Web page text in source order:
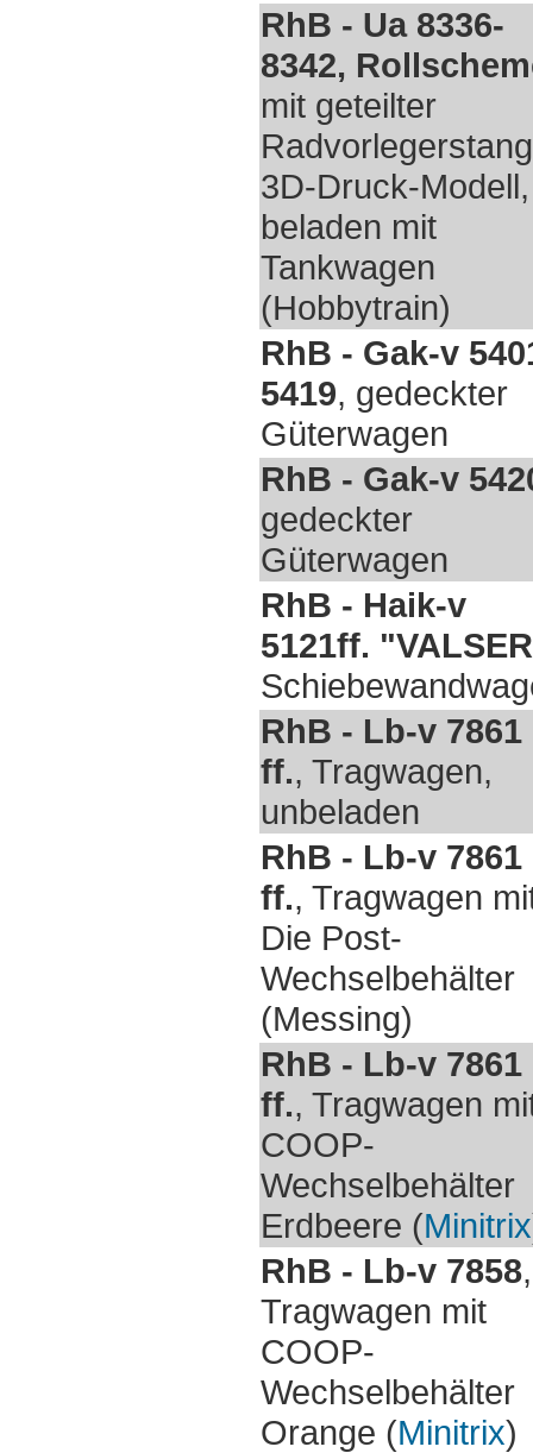
RhB - Ua 8336-
8342,
mit geteilter
3D-Druck-Modell,
beladen mit
Tankwagen
(Hobbytrain)
RhB - Gak-v
5419, gedeckter
Güterwagen
RhB - Gak-v
gedeckter
Güterwagen
RhB - Haik-v
5121ff.
RhB - Lb-v 7861
ff., Tragwagen,
unbeladen
RhB - Lb-v 7861
ff., Tragwagen
Die Post-
Wechselbehälter
(Messing)
RhB - Lb-v 7861
ff., Tragwagen
COOP-
Wechselbehälter
Erdbeere (Minitrix
RhB - Lb-v 7858,
Tragwagen mit
COOP-
Wechselbehälter
Orange (Minitrix)